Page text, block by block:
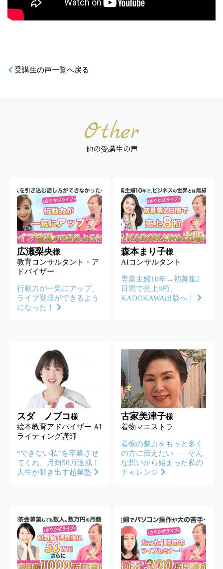
受講生の声一覧へ戻る
Other
他の受講生の声
広瀬梨央様
教育コンサルタント・ア
ドバイザー
行動力が一気にアップ、
ライブ登壇ができるよう
になった！
森本まり子様
AIコンサルタント
専業主婦10年→初募集2
日間で売上8桁、
KADOKAWA出版へ！
スダ ノブコ様
絵本教育アドバイザー AI
ライティング講師
“できない私”を卒業させ
てくれ、月商50万達成！
人生が動き出す起業塾
古家美津子様
着物マエストラ
着物の魅力をもっと多く
の方に伝えたい——そん
な想いから始まった私の
チャレンジ